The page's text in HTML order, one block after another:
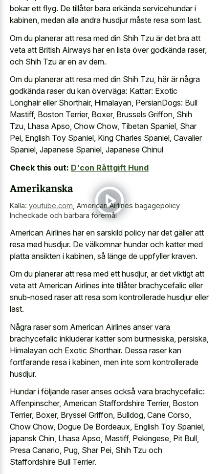
bokar ett flyg. De tillåter bara erkända servicehundar i
kabinen, medan alla andra husdjur måste resa som last.
Om du planerar att resa med din Shih Tzu är det bra att
veta att British Airways har en lista över godkända raser,
och Shih Tzu är en av dem.
Om du planerar att resa med din Shih Tzu, här är några
godkända raser du kan överväga: Kattar: Exotic
Longhair eller Shorthair, Himalayan, PersianDogs: Bull
Mastiff, Boston Terrier, Boxer, Brussels Griffon, Shih
Tzu, Lhasa Apso, Chow Chow, Tibetan Spaniel, Shar
Pei, English Toy Spaniel, King Charles Spaniel, Cavalier
Spaniel, Japanese Spaniel, Japanese Chinul
Check this out: D'con Råttgift Hund
Amerikanska
Källa: youtube.com American Airlines bagagepolicy
Incheckade och bärbara föremål
American Airlines har en särskild policy när det gäller att
resa med husdjur. De välkomnar hundar och katter med
platta ansikten i kabinen, så länge de uppfyller kraven.
Om du planerar att resa med ett husdjur, är det viktigt att
veta att American Airlines inte tillåter brachycefalic eller
snub-nosed raser att resa som kontrollerade husdjur eller
last.
Några raser som American Airlines anser vara
brachycefalic inkluderar katter som burmesiska, persiska,
Himalayan och Exotic Shorthair. Dessa raser kan
fortfarande resa i kabinen, men inte som kontrollerade
husdjur.
Hundar i följande raser anses också vara brachycefalic:
Affenpinscher, American Staffordshire Terrier, Boston
Terrier, Boxer, Bryssel Griffon, Bulldog, Cane Corso,
Chow Chow, Dogue De Bordeaux, English Toy Spaniel,
japansk Chin, Lhasa Apso, Mastiff, Pekingese, Pit Bull,
Presa Canario, Pug, Shar Pei, Shih Tzu och
Staffordshire Bull Terrier.